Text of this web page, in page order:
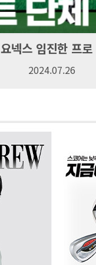
요넥스 임진한 프로
2024.07.26